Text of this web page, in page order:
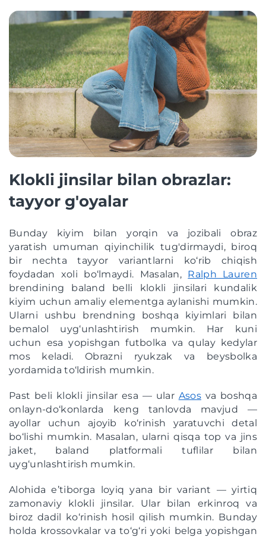
Klokli jinsilar bilan obrazlar:
tayyor g'oyalar
Bunday kiyim bilan yorqin va jozibali obraz
yaratish umuman qiyinchilik tug'dirmaydi, biroq
bir nechta tayyor variantlarni ko‘rib chiqish
foydadan xoli bo‘lmaydi. Masalan, Ralph Lauren
brendining baland belli klokli jinsilari kundalik
kiyim uchun amaliy elementga aylanishi mumkin.
Ularni ushbu brendning boshqa kiyimlari bilan
bemalol uyg‘unlashtirish mumkin. Har kuni
uchun esa yopishgan futbolka va qulay kedylar
mos keladi. Obrazni ryukzak va beysbolka
yordamida to‘ldirish mumkin.
Past beli klokli jinsilar esa — ular Asosva boshqa
onlayn-do‘konlarda keng tanlovda mavjud —
ayollar uchun ajoyib ko‘rinish yaratuvchi detal
bo‘lishi mumkin. Masalan, ularni qisqa top va jins
jaket, baland platformali tuflilar bilan
uyg‘unlashtirish mumkin.
Alohida e’tiborga loyiq yana bir variant — yirtiq
zamonaviy klokli jinsilar. Ular bilan erkinroq va
biroz dadil ko‘rinish hosil qilish mumkin. Bunday
holda krossovkalar va to‘g‘ri yoki belga yopishgan